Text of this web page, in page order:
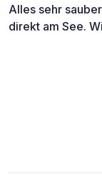
Alles sehr
direkt am See.